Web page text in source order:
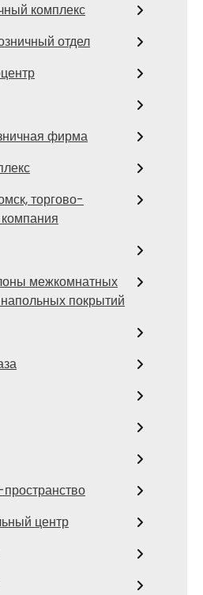
комплекс
отдел
фирма
торгово-
межкомнатных
покрытий
центр